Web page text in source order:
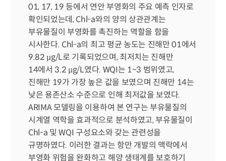
01, 17, 19 등에서 연안 부영화의 주요 예측 인자로
확인되었는데, Chl-a와의 양의 상관관계는
부유물질이 부영화를 촉진하는 역할을 함을
시사한다. Chl-a의 최고 평균 농도는 진해만 01에서
9.82 µg/L로 기록되었으며, 최저치는 진해만
14에서 3.2 µg/L였다. WQI는 1~3 범위였고,
진해만 19가 가장 높은 값을 보였으며 진해만 14는
낮은 용존산소 수준으로 인해 최저값을 보였다.
ARIMA 모델링을 이용하여 본 연구는 부유물질의
시계열 역학을 효과적으로 분석하였고, 부유물질이
Chl-a 및 WQI 구성요소와 갖는 관련성을
규명하였다. 이러한 결과는 항만 개발의 맥락에서
부영화 위험을 완화하고 해양 생태계를 보호하기